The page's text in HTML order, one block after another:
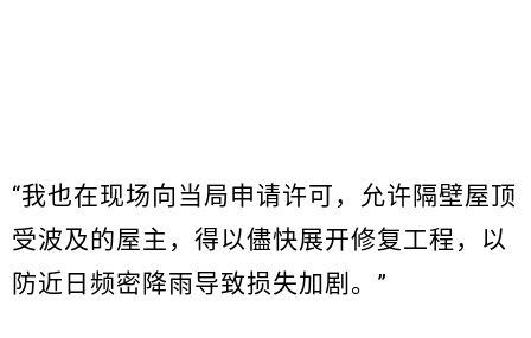
“我也在现场向当局申请许可，允许隔壁屋顶
受波及的屋主，得以儘快展开修复工程，以
防近日频密降雨导致损失加剧。”